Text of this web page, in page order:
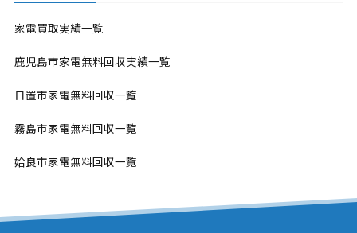
家電買取実績一覧
鹿児島市家電無料回収実績一覧
日置市家電無料回収一覧
霧島市家電無料回収一覧
姶良市家電無料回収一覧